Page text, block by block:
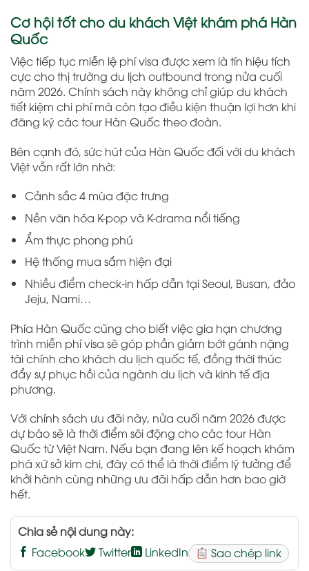
Cơ hội tốt cho du khách Việt khám phá Hàn
Quốc
Việc tiếp tục miễn lệ phí visa được xem là tín hiệu tích
cực cho thị trường du lịch outbound trong nửa cuối
năm 2026. Chính sách này không chỉ giúp du khách
tiết kiệm chi phí mà còn tạo điều kiện thuận lợi hơn khi
đăng ký các tour Hàn Quốc theo đoàn.
Bên cạnh đó, sức hút của Hàn Quốc đối với du khách
Việt vẫn rất lớn nhờ:
Cảnh sắc 4 mùa đặc trưng
Nền văn hóa K-pop và K-drama nổi tiếng
Ẩm thực phong phú
Hệ thống mua sắm hiện đại
Nhiều điểm check-in hấp dẫn tại Seoul, Busan, đảo
Jeju, Nami…
Phía Hàn Quốc cũng cho biết việc gia hạn chương
trình miễn phí visa sẽ góp phần giảm bớt gánh nặng
tài chính cho khách du lịch quốc tế, đồng thời thúc
đẩy sự phục hồi của ngành du lịch và kinh tế địa
phương.
Với chính sách ưu đãi này, nửa cuối năm 2026 được
dự báo sẽ là thời điểm sôi động cho các tour Hàn
Quốc từ Việt Nam. Nếu bạn đang lên kế hoạch khám
phá xứ sở kim chi, đây có thể là thời điểm lý tưởng để
khởi hành cùng những ưu đãi hấp dẫn hơn bao giờ
hết.
Chia sẻ nội dung này:
Facebook
Twitter LinkedIn Sao chép link